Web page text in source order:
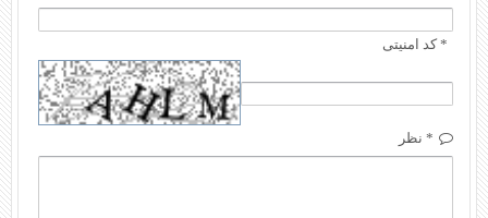
* کد امنیتی
* نظر